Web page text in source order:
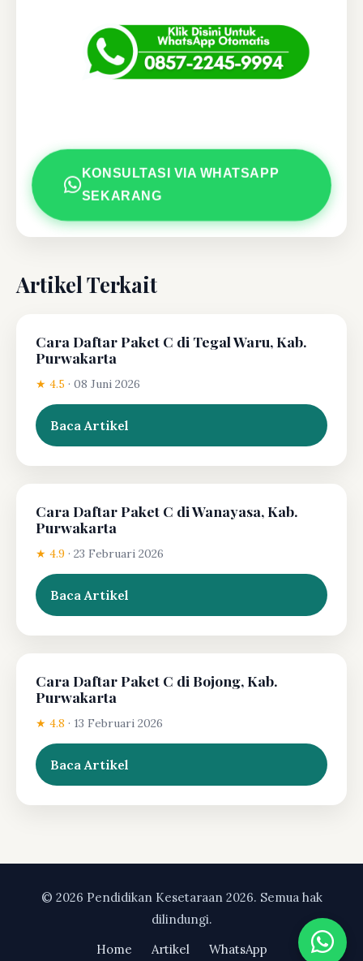
KONSULTASI VIA WHATSAPP
SEKARANG
Artikel Terkait
Cara Daftar Paket C di Tegal Waru, Kab.
Purwakarta
★ 4.5 · 08 Juni 2026
Baca Artikel
Cara Daftar Paket C di Wanayasa, Kab.
Purwakarta
★ 4.9 · 23 Februari 2026
Baca Artikel
Cara Daftar Paket C di Bojong, Kab.
Purwakarta
★ 4.8 · 13 Februari 2026
Baca Artikel
© 2026 Pendidikan Kesetaraan 2026. Semua hak
dilindungi.
Home
Artikel WhatsApp